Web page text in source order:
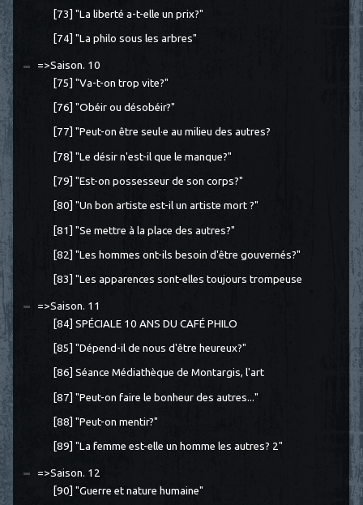
[73] "La liberté a-t-elle un prix?"
[74] "La philo sous les arbres"
=>Saison. 10
[75] "Va-t-on trop vite?"
[76] "Obéir ou désobéir?"
[77] "Peut-on être seul·e au milieu des autres?
[78] "Le désir n'est-il que le manque?"
[79] "Est-on possesseur de son corps?"
[80] "Un bon artiste est-il un artiste mort ?"
[81] "Se mettre à la place des autres?"
[82] "Les hommes ont-ils besoin d'être gouvernés?"
[83] "Les apparences sont-elles toujours trompeuse
=>Saison. 11
[84] SPÉCIALE 10 ANS DU CAFÉ PHILO
[85] "Dépend-il de nous d'être heureux?"
[86] Séance Médiathèque de Montargis, l'art
[87] "Peut-on faire le bonheur des autres..."
[88] "Peut-on mentir?"
[89] "La femme est-elle un homme les autres? 2"
=>Saison. 12
[90] "Guerre et nature humaine"